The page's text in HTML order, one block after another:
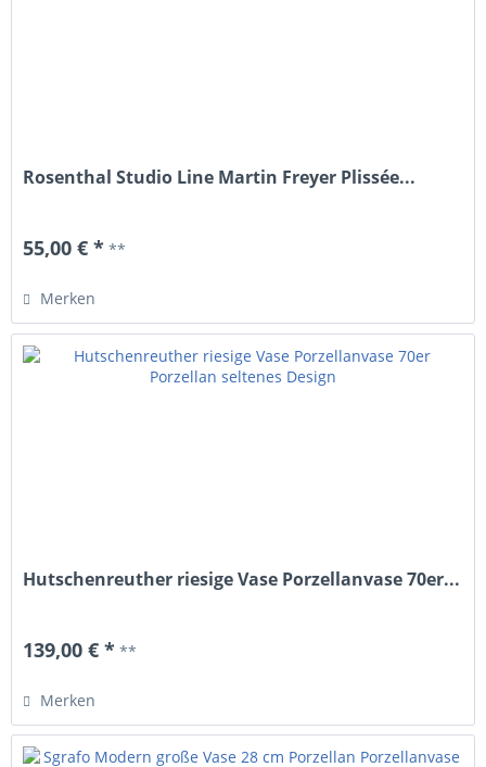
Rosenthal Studio Line Martin Freyer Plissée...
55,00 € * **
Merken
Hutschenreuther riesige Vase Porzellanvase 70er...
139,00 € * **
Merken